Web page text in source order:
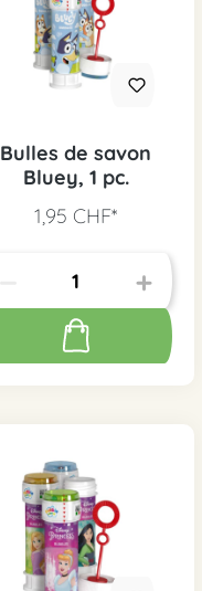
Bulles de savon
Bluey, 1 pc.
1,95 CHF*